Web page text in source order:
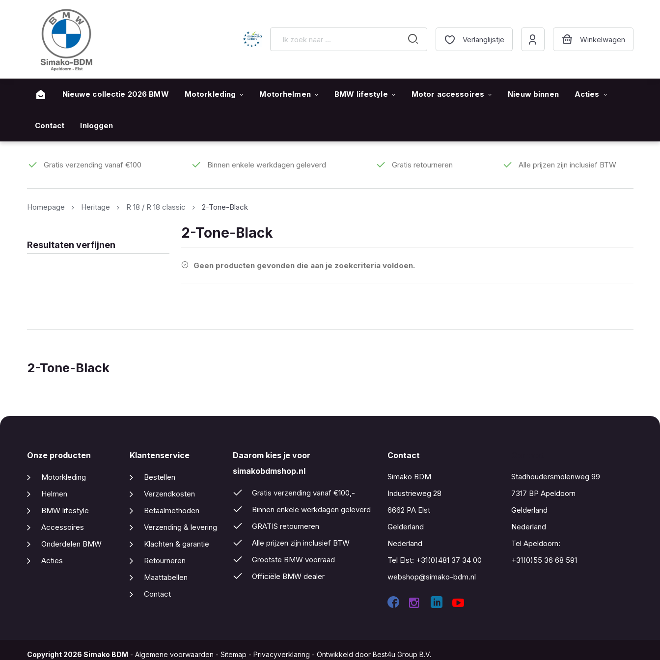
Verlanglijstje
Nieuwe collectie 2026 BMW Motorkleding Motorhelmen BMW lifestyle Motor accessoires Nieuw binnen Acties
Contact Inloggen
Gratis verzending vanaf €100 Binnen enkele werkdagen geleverd Gratis retourneren Alle prijzen zijn inclusief BTW
Homepage Heritage R 18 / R 18 classic 2-Tone-Black
2-Tone-Black
Geen producten gevonden die aan je zoekcriteria voldoen.
Resultaten verfijnen
2-Tone-Black
Onze producten
Motorkleding
Helmen
BMW lifestyle
Accessoires
Onderdelen BMW
Acties
Klantenservice
Bestellen
Verzendkosten
Betaalmethoden
Verzending & levering
Klachten & garantie
Retourneren
Maattabellen
Contact
Daarom kies je voor
simakobdmshop.nl
Gratis verzending vanaf €100,-
Binnen enkele werkdagen geleverd
GRATIS retourneren
Alle prijzen zijn inclusief BTW
Grootste BMW voorraad
Officiële BMW dealer
Contact
Simako BDM
Industrieweg 28
6662 PA Elst
Gelderland
Nederland
Tel Elst: +31(0)481 37 34 00
webshop@simako-bdm.nl
Stadhoudersmolenweg 99
7317 BP Apeldoorn
Gelderland
Nederland
Tel Apeldoorn:
+31(0)55 36 68 591
Copyright 2026 Simako BDM - Algemene voorwaarden - Sitemap - Privacyverklaring - Ontwikkeld door Best4u Group B.V.